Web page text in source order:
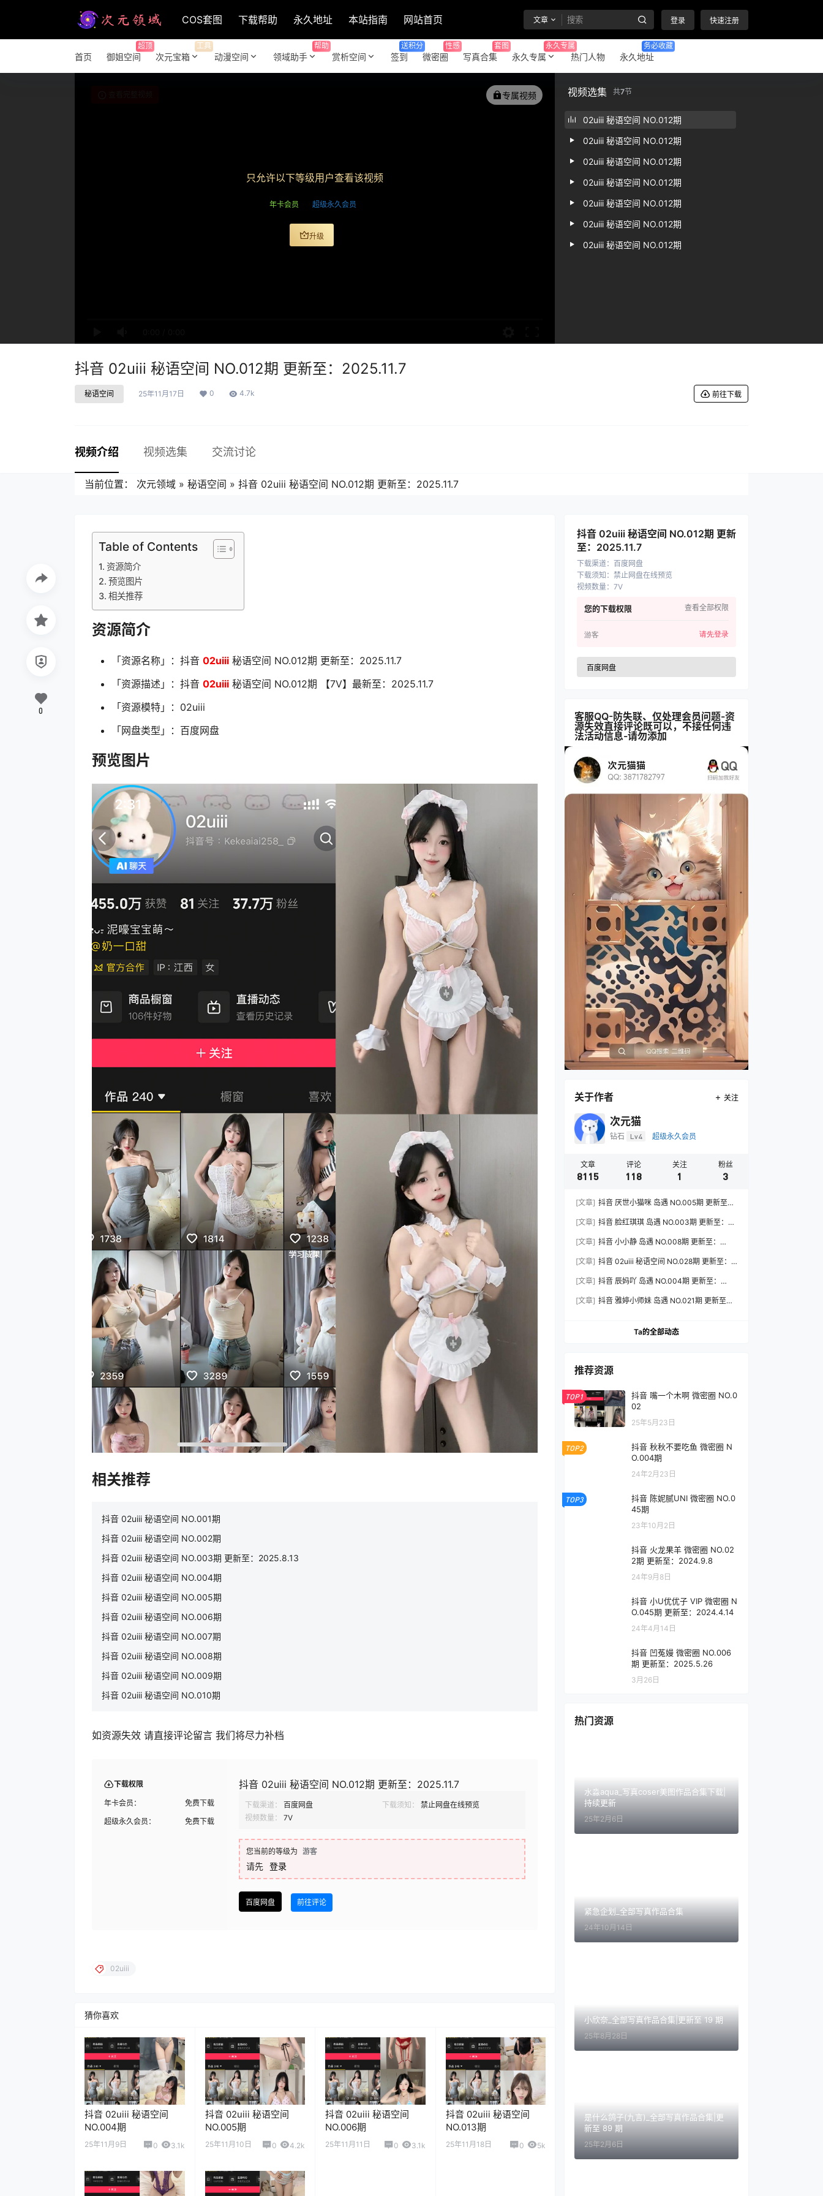
COS套图 下载帮助 永久地址 本站指南 网站首页 文章 登录 快速注册
首页 御姐空间
超顶
次元宝箱
工具
动漫空间 领域助手
帮助
赏析空间 签到
送积分
微密圈
性感
写真合集
套图
永久专属
永久专属
热门人物 永久地址
务必收藏
专属视频
只允许以下等级用户查看该视频
年卡会员 超级永久会员
升级
视频选集 共7节
02uiii 秘语空间 NO.012期
02uiii 秘语空间 NO.012期
02uiii 秘语空间 NO.012期
02uiii 秘语空间 NO.012期
02uiii 秘语空间 NO.012期
02uiii 秘语空间 NO.012期
02uiii 秘语空间 NO.012期
抖音 02uiii 秘语空间 NO.012期 更新至：2025.11.7
秘语空间 25年11月17日 0 4.7k 前往下载
视频介绍 视频选集 交流讨论
当前位置： 次元领域 » 秘语空间 » 抖音 02uiii 秘语空间 NO.012期 更新至：2025.11.7
Table of Contents
资源简介
预览图片
相关推荐
资源简介
「资源名称」：抖音 02uiii 秘语空间 NO.012期 更新至：2025.11.7
「资源描述」：抖音 02uiii 秘语空间 NO.012期 【7V】最新至：2025.11.7
「资源模特」：02uiii
「网盘类型」：百度网盘
预览图片
相关推荐
抖音 02uiii 秘语空间 NO.001期
抖音 02uiii 秘语空间 NO.002期
抖音 02uiii 秘语空间 NO.003期 更新至：2025.8.13
抖音 02uiii 秘语空间 NO.004期
抖音 02uiii 秘语空间 NO.005期
抖音 02uiii 秘语空间 NO.006期
抖音 02uiii 秘语空间 NO.007期
抖音 02uiii 秘语空间 NO.008期
抖音 02uiii 秘语空间 NO.009期
抖音 02uiii 秘语空间 NO.010期
如资源失效 请直接评论留言 我们将尽力补档
下载权限
年卡会员：
免费下载
超级永久会员：
免费下载
抖音 02uiii 秘语空间 NO.012期 更新至：2025.11.7
下载渠道： 百度网盘 下载须知：
禁止网盘在线预览
视频数量：
7V
您当前的等级为 游客
请先 登录
百度网盘 前往评论
0
02uiii
猜你喜欢
抖音 02uiii 秘语空间
NO.004期
25年11月9日 0 3.1k
抖音 02uiii 秘语空间
NO.005期
25年11月10日 0 4.2k
抖音 02uiii 秘语空间
NO.006期
25年11月11日 0 3.1k
抖音 02uiii 秘语空间
NO.013期
25年11月18日 0 5k
抖音 02uiii 秘语空间 NO.012期 更新
至：2025.11.7
下载渠道： 百度网盘
下载须知 ： 禁止网盘在线预览
视频数量： 7V
您的下载权限 查看全部权限
游客 请先登录
百度网盘
客服QQ-防失联、仅处理会员问题-资
源失效直接评论既可以，不接任何违
法活动信息-请勿添加
关于作者 关注
次元猫
钻石 Lv4 超级永久会员
文章
8115
评论
118
关注
1
粉丝
3
[文章] 抖音 厌世小猫咪 岛遇 NO.005期 更新至：
[文章] 抖音 脸红琪琪 岛遇 NO.003期 更新至：
[文章] 抖音 小小静 岛遇 NO.008期 更新至：
[文章] 抖音 02uiii 秘语空间 NO.028期 更新至：
[文章] 抖音 辰妈吖 岛遇 NO.004期 更新至：
[文章] 抖音 雅婷小师妹 岛遇 NO.021期 更新至：
Ta的全部动态
推荐资源
TOP1
抖音 嘴一个木啊 微密圈 NO.0
02
25年5月23日
TOP2
抖音 秋秋不要吃鱼 微密圈 N
O.004期
24年2月23日
TOP3
抖音 陈妮腻UNI 微密圈 NO.0
45期
23年10月2日
抖音 火龙果羊 微密圈 NO.02
2期 更新至：2024.9.8
24年9月8日
抖音 小U优优子 VIP 微密圈 N
O.045期 更新至：2024.4.14
24年4月14日
抖音 凹菟嫚 微密圈 NO.006
期 更新至：2025.5.26
3月26日
热门资源
水淼aqua_写真coser美图作品合集下载|
持续更新
25年2月6日
紧急企划_全部写真作品合集
24年10月14日
小欣奈_全部写真作品合集|更新至 19 期
25年8月28日
是什么鸽子(九言)_全部写真作品合集|更
新至 89 期
25年2月6日